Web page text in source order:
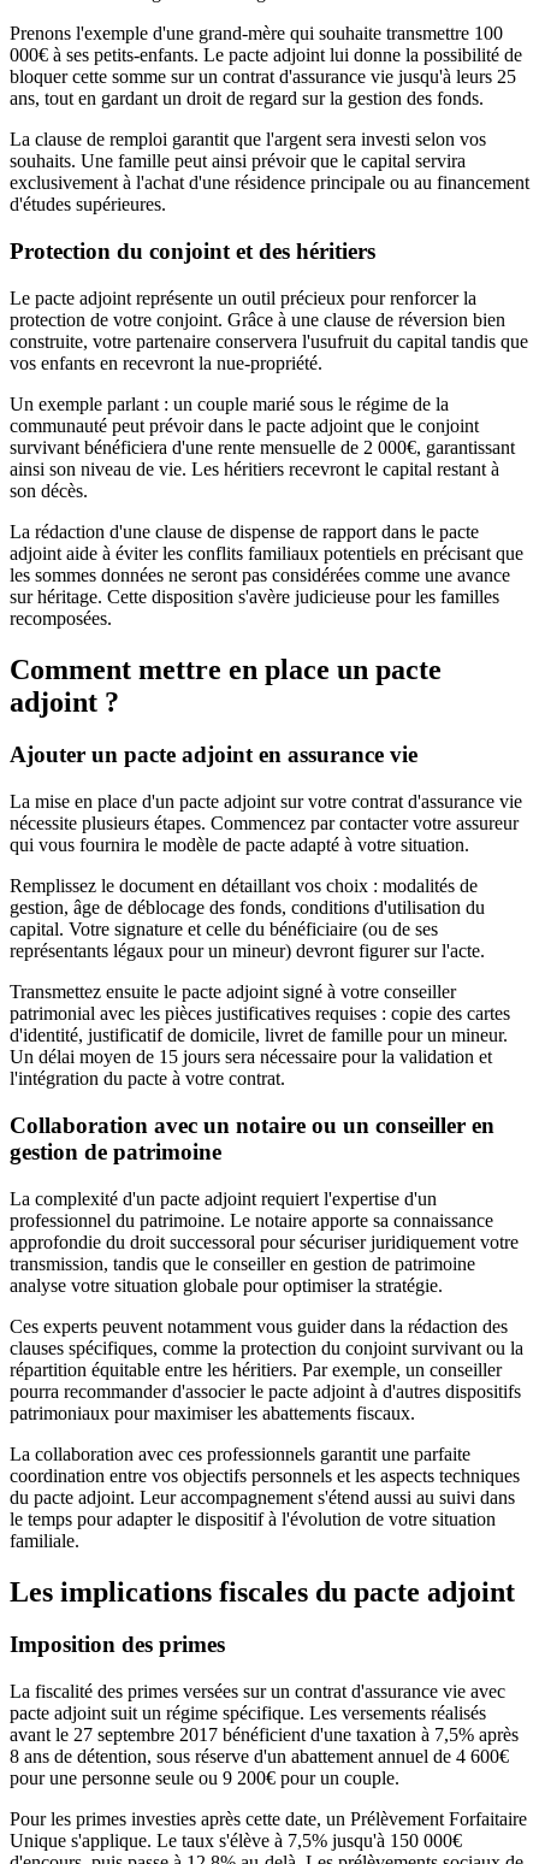
Prenons l'exemple d'une grand-mère qui souhaite transmettre 100
000€ à ses petits-enfants. Le pacte adjoint lui donne la possibilité de
bloquer cette somme sur un contrat d'assurance vie jusqu'à leurs 25
ans, tout en gardant un droit de regard sur la gestion des fonds.
La clause de remploi garantit que l'argent sera investi selon vos
souhaits. Une famille peut ainsi prévoir que le capital servira
exclusivement à l'achat d'une résidence principale ou au financement
d'études supérieures.
Protection du conjoint et des héritiers
Le pacte adjoint représente un outil précieux pour renforcer la
protection de votre conjoint. Grâce à une clause de réversion bien
construite, votre partenaire conservera l'usufruit du capital tandis que
vos enfants en recevront la nue-propriété.
Un exemple parlant : un couple marié sous le régime de la
communauté peut prévoir dans le pacte adjoint que le conjoint
survivant bénéficiera d'une rente mensuelle de 2 000€, garantissant
ainsi son niveau de vie. Les héritiers recevront le capital restant à
son décès.
La rédaction d'une clause de dispense de rapport dans le pacte
adjoint aide à éviter les conflits familiaux potentiels en précisant que
les sommes données ne seront pas considérées comme une avance
sur héritage. Cette disposition s'avère judicieuse pour les familles
recomposées.
Comment mettre en place un pacte
adjoint ?
Ajouter un pacte adjoint en assurance vie
La mise en place d'un pacte adjoint sur votre contrat d'assurance vie
nécessite plusieurs étapes. Commencez par contacter votre assureur
qui vous fournira le modèle de pacte adapté à votre situation.
Remplissez le document en détaillant vos choix : modalités de
gestion, âge de déblocage des fonds, conditions d'utilisation du
capital. Votre signature et celle du bénéficiaire (ou de ses
représentants légaux pour un mineur) devront figurer sur l'acte.
Transmettez ensuite le pacte adjoint signé à votre conseiller
patrimonial avec les pièces justificatives requises : copie des cartes
d'identité, justificatif de domicile, livret de famille pour un mineur.
Un délai moyen de 15 jours sera nécessaire pour la validation et
l'intégration du pacte à votre contrat.
Collaboration avec un notaire ou un conseiller en
gestion de patrimoine
La complexité d'un pacte adjoint requiert l'expertise d'un
professionnel du patrimoine. Le notaire apporte sa connaissance
approfondie du droit successoral pour sécuriser juridiquement votre
transmission, tandis que le conseiller en gestion de patrimoine
analyse votre situation globale pour optimiser la stratégie.
Ces experts peuvent notamment vous guider dans la rédaction des
clauses spécifiques, comme la protection du conjoint survivant ou la
répartition équitable entre les héritiers. Par exemple, un conseiller
pourra recommander d'associer le pacte adjoint à d'autres dispositifs
patrimoniaux pour maximiser les abattements fiscaux.
La collaboration avec ces professionnels garantit une parfaite
coordination entre vos objectifs personnels et les aspects techniques
du pacte adjoint. Leur accompagnement s'étend aussi au suivi dans
le temps pour adapter le dispositif à l'évolution de votre situation
familiale.
Les implications fiscales du pacte adjoint
Imposition des primes
La fiscalité des primes versées sur un contrat d'assurance vie avec
pacte adjoint suit un régime spécifique. Les versements réalisés
avant le 27 septembre 2017 bénéficient d'une taxation à 7,5% après
8 ans de détention, sous réserve d'un abattement annuel de 4 600€
pour une personne seule ou 9 200€ pour un couple.
Pour les primes investies après cette date, un Prélèvement Forfaitaire
Unique s'applique. Le taux s'élève à 7,5% jusqu'à 150 000€